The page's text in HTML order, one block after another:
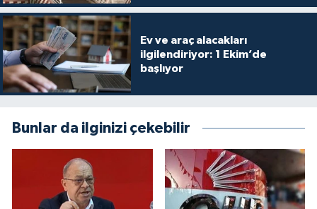
Ev ve araç alacakları
ilgilendiriyor: 1 Ekim’de
başlıyor
Bunlar da ilginizi çekebilir